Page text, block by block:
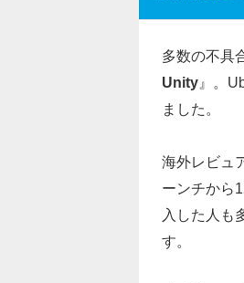
多数の不具
Unity 』。
ました。
海外レビュ
ーンチから
入した人も
す。